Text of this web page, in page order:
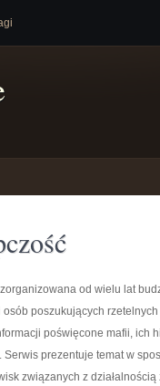
od wielu lat
osób poszukujących
poświęcone mafii, ich
Serwis prezentuje temat w
związanych z